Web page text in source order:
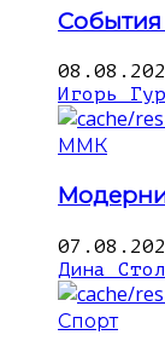
Игорь
ММК
Дина
Спорт